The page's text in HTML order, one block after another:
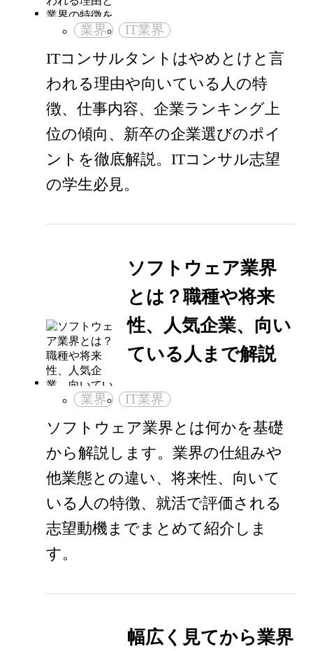
業界 IT業界
ITコンサルタントはやめとけと言
われる理由や向いている人の特
徴、仕事内容、企業ランキング上
位の傾向、新卒の企業選びのポイ
ントを徹底解説。ITコンサル志望
の学生必見。
ソフトウェア業界
とは？職種や将来
性、人気企業、向い
ている人まで解説
業界 IT業界
ソフトウェア業界とは何かを基礎
から解説します。業界の仕組みや
他業態との違い、将来性、向いて
いる人の特徴、就活で評価される
志望動機までまとめて紹介しま
す。
幅広く見てから業界